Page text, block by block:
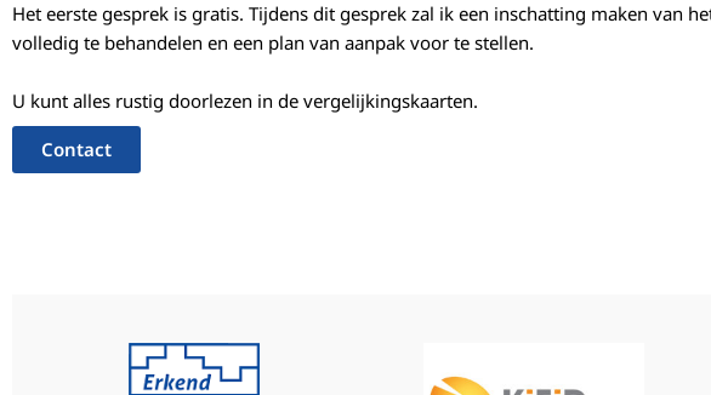
Het eerste gesprek is gratis. Tijdens dit gesprek zal ik een inschatting maken van
volledig te behandelen en een plan van aanpak voor te stellen.
U kunt alles rustig doorlezen in de vergelijkingskaarten.
Contact